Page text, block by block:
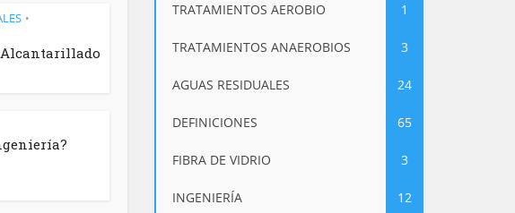
•
Alcantarillado
TRATAMIENTOS AEROBIO 1
TRATAMIENTOS ANAEROBIOS 3
AGUAS RESIDUALES 24
DEFINICIONES 65
FIBRA DE VIDRIO 3
INGENIERÍA 12